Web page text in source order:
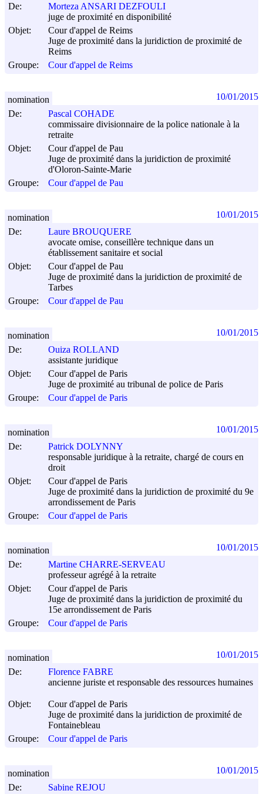
De:
Morteza ANSARI DEZFOULI
juge de proximité en disponibilité
Objet:
Cour d'appel de Reims
Juge de proximité dans la juridiction de proximité de
Reims
Groupe:
Cour d'appel de Reims
De:
Pascal COHADE
commissaire divisionnaire de la police nationale à la
retraite
Objet:
Cour d'appel de Pau
Juge de proximité dans la juridiction de proximité
d'Oloron-Sainte-Marie
Groupe:
Cour d'appel de Pau
nomination 10/01/2015
De:
Laure BROUQUERE
avocate omise, conseillère technique dans un
établissement sanitaire et social
Objet:
Cour d'appel de Pau
Juge de proximité dans la juridiction de proximité de
Tarbes
Groupe:
Cour d'appel de Pau
nomination 10/01/2015
De:
Ouiza ROLLAND
assistante juridique
Objet:
Cour d'appel de Paris
Juge de proximité au tribunal de police de Paris
Groupe:
Cour d'appel de Paris
nomination 10/01/2015
De:
Patrick DOLYNNY
responsable juridique à la retraite, chargé de cours en
droit
Objet:
Cour d'appel de Paris
Juge de proximité dans la juridiction de proximité du 9e
arrondissement de Paris
Groupe:
Cour d'appel de Paris
nomination 10/01/2015
De:
Martine CHARRE-SERVEAU
professeur agrégé à la retraite
Objet:
Cour d'appel de Paris
Juge de proximité dans la juridiction de proximité du
15e arrondissement de Paris
Groupe:
Cour d'appel de Paris
nomination 10/01/2015
De:
Florence FABRE
ancienne juriste et responsable des ressources humaines
Objet:
Cour d'appel de Paris
Juge de proximité dans la juridiction de proximité de
Fontainebleau
Groupe:
Cour d'appel de Paris
nomination 10/01/2015
De:
Sabine REJOU
nomination 10/01/2015